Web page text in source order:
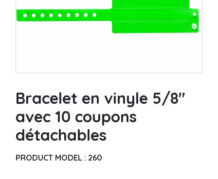
Code-barre
Pré-imprimé
Code-barre
Bracelet vinyle
Uni
Code-barre
P
r
é
n
o
m
N
m
Bracelet en vinyle 5/8″
avec 10 coupons
détachables
PRODUCT MODEL : 260